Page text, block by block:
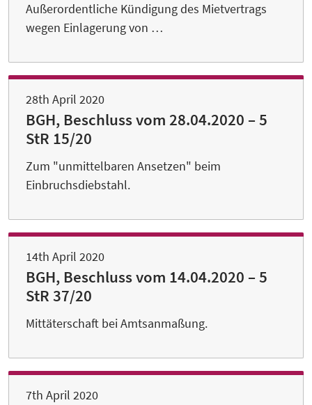
Außerordentliche Kündigung des Mietvertrags
wegen Einlagerung von …
28th April 2020
BGH, Beschluss vom 28.04.2020 – 5
StR 15/20
Zum "unmittelbaren Ansetzen" beim
Einbruchsdiebstahl.
14th April 2020
BGH, Beschluss vom 14.04.2020 – 5
StR 37/20
Mittäterschaft bei Amtsanmaßung.
7th April 2020